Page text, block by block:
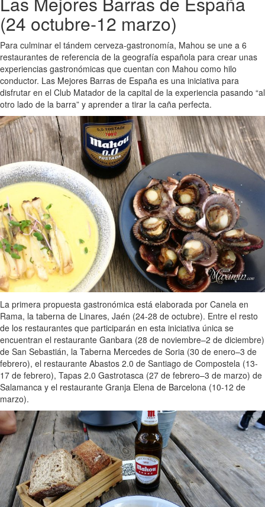
(24 octubre-12 marzo)
Para culminar el tándem cerveza-gastronomía, Mahou se une a 6
restaurantes de referencia de la geografía española para crear unas
experiencias gastronómicas que cuentan con Mahou como hilo
conductor. Las Mejores Barras de España es una iniciativa para
disfrutar en el Club Matador de la capital de la experiencia pasando “al
otro lado de la barra” y aprender a tirar la caña perfecta.
La primera propuesta gastronómica está elaborada por Canela en
Rama, la taberna de Linares, Jaén (24-28 de octubre). Entre el resto
de los restaurantes que participarán en esta iniciativa única se
encuentran el restaurante Ganbara (28 de noviembre–2 de diciembre)
de San Sebastián, la Taberna Mercedes de Soria (30 de enero–3 de
febrero), el restaurante Abastos 2.0 de Santiago de Compostela (13-
17 de febrero), Tapas 2.0 Gastrotasca (27 de febrero–3 de marzo) de
Salamanca y el restaurante Granja Elena de Barcelona (10-12 de
marzo).